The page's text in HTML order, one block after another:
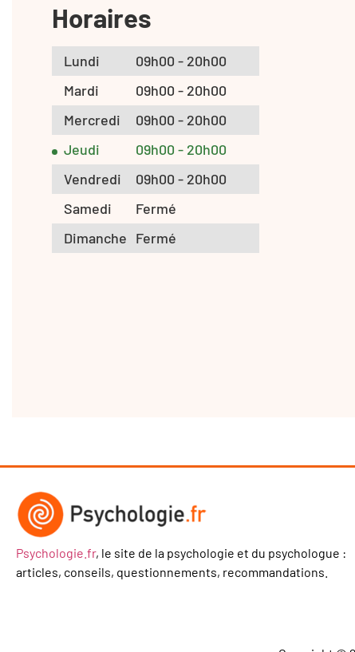
Horaires
Lundi
09h00 - 20h00
Mardi
09h00 - 20h00
Mercredi
09h00 - 20h00
Jeudi
09h00 - 20h00
Vendredi
09h00 - 20h00
Samedi
Fermé
Dimanche Fermé
Psychologie.fr, le site de la psychologie et du psychologue :
articles, conseils, questionnements, recommandations.